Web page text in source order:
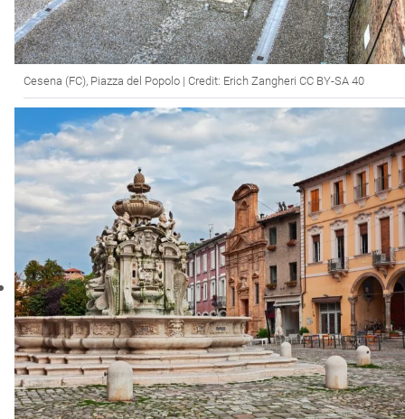
Cesena (FC), Piazza del Popolo | Credit: Erich Zangheri CC BY-SA 40